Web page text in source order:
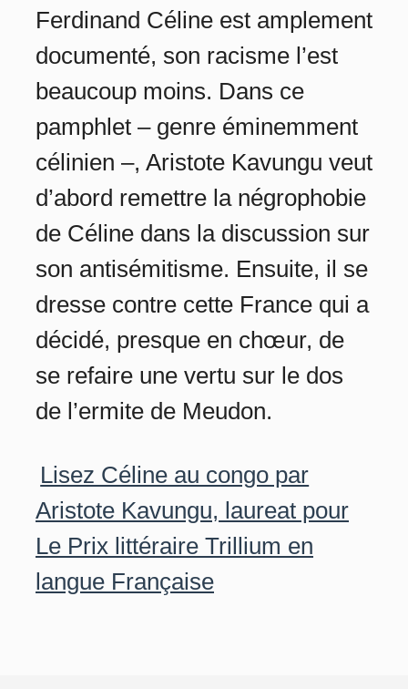
Ferdinand Céline est amplement
documenté, son racisme l’est
beaucoup moins. Dans ce
pamphlet – genre éminemment
célinien –, Aristote Kavungu veut
d’abord remettre la négrophobie
de Céline dans la discussion sur
son antisémitisme. Ensuite, il se
dresse contre cette France qui a
décidé, presque en chœur, de
se refaire une vertu sur le dos
de l’ermite de Meudon.
Lisez Céline au congo par
Aristote Kavungu, laureat pour
Le Prix littéraire Trillium en
langue Française